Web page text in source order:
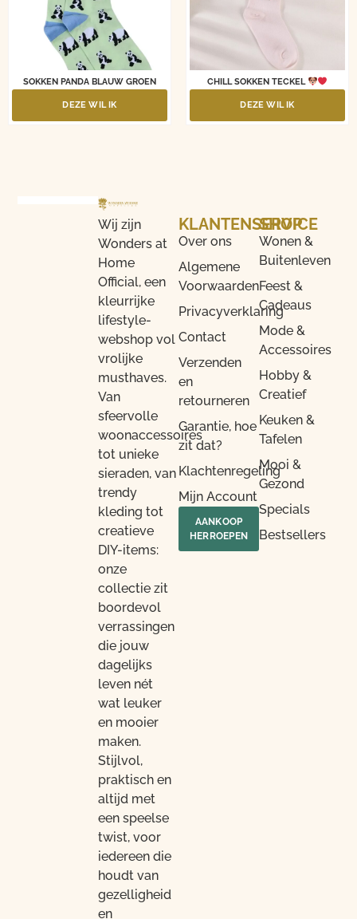
SOKKEN PANDA BLAUW GROEN
DEZE WIL IK
CHILL SOKKEN TECKEL
DEZE WIL IK
Wij zijn
Wonders at
Home
Official, een
kleurrijke
lifestyle-
webshop vol
vrolijke
musthaves.
Van
sfeervolle
woonaccessoires
tot unieke
sieraden, van
trendy
kleding tot
creatieve
DIY-items:
onze
collectie zit
boordevol
verrassingen
die jouw
dagelijks
leven nét
wat leuker
en mooier
maken.
Stijlvol,
praktisch en
altijd met
een speelse
twist, voor
iedereen die
houdt van
gezelligheid
en
SHOP
Wonen &
Buitenleven
Feest &
Cadeaus
Mode &
Accessoires
Hobby &
Creatief
Keuken &
Tafelen
Mooi &
Gezond
Specials
Bestsellers
KLANTENSERVICE
Over ons
Algemene
Voorwaarden
Privacyverklaring
Contact
Verzenden
en
retourneren
Garantie, hoe
zit dat?
Klachtenregeling
Mijn Account
AANKOOP
HERROEPEN